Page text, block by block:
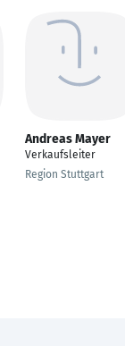
Andreas Mayer
Verkaufsleiter
Region Stuttgart